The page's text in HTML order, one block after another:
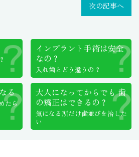
次の記事へ
インプラント手術は安全
なの？
入れ歯とどう違うの？
る
たら
大人になってからでも歯
の矯正はできるの？
気になる所だけ歯並びを治した
い